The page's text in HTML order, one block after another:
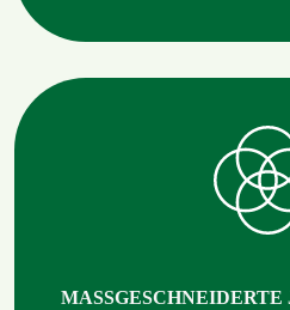
MASSGESCHNEIDERTE